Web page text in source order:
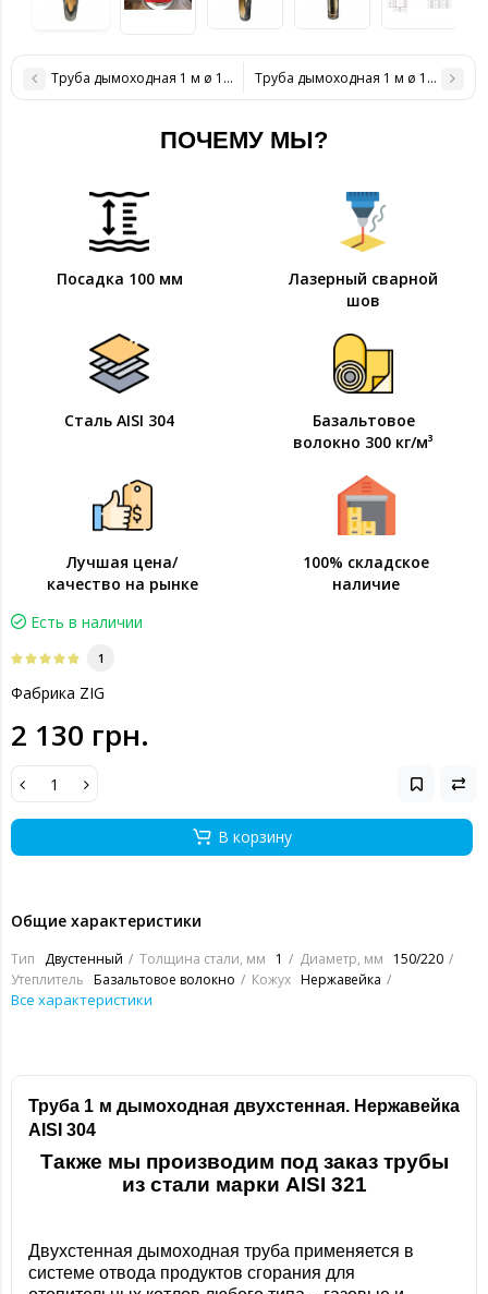
Труба дымоходная 1 м ø 140/200 н/н 1 ммТруба дымоходная 1 м ø 160/220
ПОЧЕМУ МЫ?
Посадка 100 мм
Лазерный сварной
шов
Сталь AISI 304
Базальтовое
волокно 300 кг/м³
Лучшая цена/
качество на рынке
100% складское
наличие
Есть в наличии
1
Фабрика ZIG
2 130 грн.
В корзину
Общие характеристики
Тип Двустенный Толщина стали, мм 1 Диаметр, мм
150/220
Утеплитель Базальтовое волокно Кожух Нержавейка
Все характеристики
Труба 1 м дымоходная двухстенная. Нержавейка
AISI 304
Также мы производим под заказ трубы
из стали марки AISI 321
Двухстенная дымоходная труба применяется в
системе отвода продуктов сгорания для